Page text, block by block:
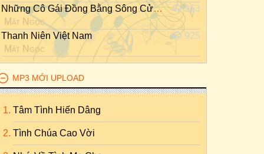
Những Cô Gái Đồng Bằng Sông Cửu Long
Mắt Ngọc
963
Thanh Niên Việt Nam
Mắt Ngọc
925
MP3 MỚI UPLOAD
Tâm Tình Hiến Dâng
Tình Chúa Cao Vời